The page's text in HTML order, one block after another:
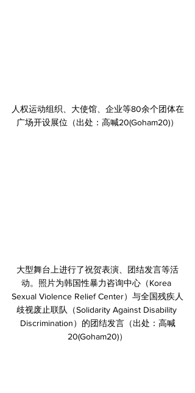
﻿人权运动组织、大使馆、企业等80余个团体在
广场开设展位（出处：高喊20(Goham20)）
﻿大型舞台上进行了祝贺表演、团结发言等活
动。照片为韩国性暴力咨询中心（Korea
Sexual Violence Relief Center）与全国残疾人
歧视废止联队（Solidarity Against Disability
Discrimination）的团结发言（出处：高喊
20(Goham20)）